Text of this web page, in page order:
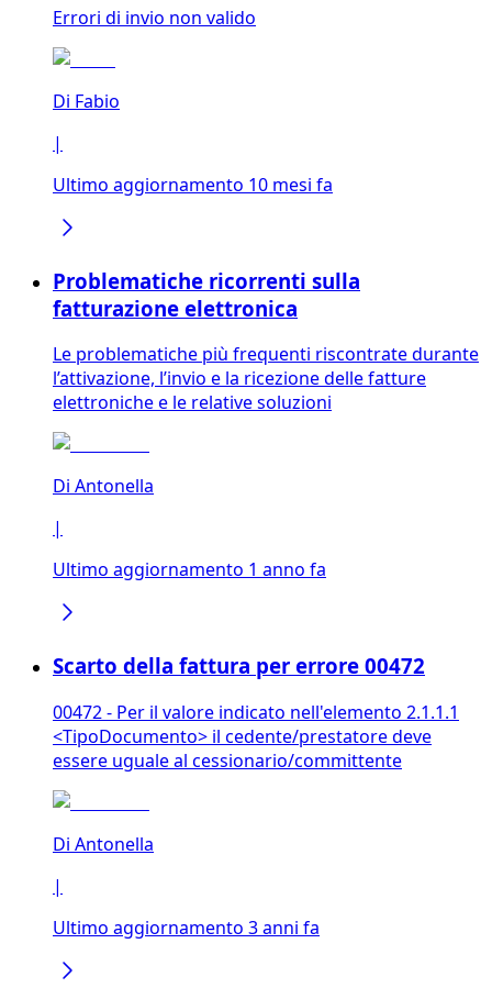
Errori di invio non valido
Di Fabio
|
Ultimo aggiornamento 10 mesi fa
Problematiche ricorrenti sulla
fatturazione elettronica
Le problematiche più frequenti riscontrate durante
l’attivazione, l’invio e la ricezione delle fatture
elettroniche e le relative soluzioni
Di Antonella
|
Ultimo aggiornamento 1 anno fa
Scarto della fattura per errore 00472
00472 - Per il valore indicato nell'elemento 2.1.1.1
<TipoDocumento> il cedente/prestatore deve
essere uguale al cessionario/committente
Di Antonella
|
Ultimo aggiornamento 3 anni fa